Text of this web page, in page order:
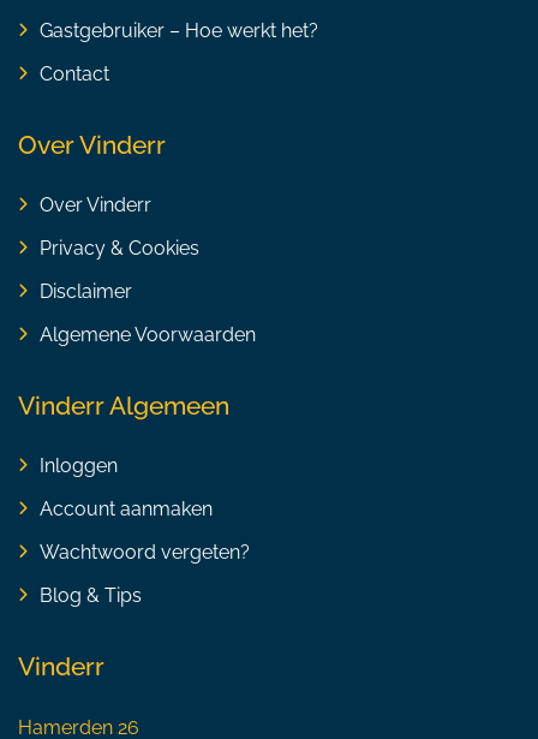
Gastgebruiker – Hoe werkt het?
Contact
Over Vinderr
Over Vinderr
Privacy & Cookies
Disclaimer
Algemene Voorwaarden
Vinderr Algemeen
Inloggen
Account aanmaken
Wachtwoord vergeten?
Blog & Tips
Vinderr
Hamerden 26